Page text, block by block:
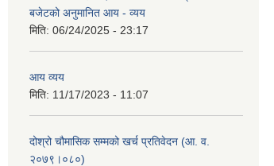
बजेटको अनुमानित आय - व्यय
मिति: 06/24/2025 - 23:17
आय व्यय
मिति: 11/17/2023 - 11:07
दोश्रो चौमासिक सम्मको खर्च प्रतिवेदन (आ. व.
२०७९।०८०)